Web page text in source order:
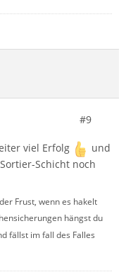
#9
viel Erfolg
und
Schicht noch
Frust, wenn es hakelt
hängst du
fällst im fall des Falles